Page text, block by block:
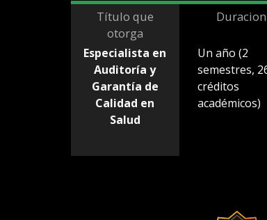
Título que
otorga
Especialista en
Auditoría y
Garantía de
Calidad en
Salud
Duracion
Un año (2
semestres,
créditos
académicos)